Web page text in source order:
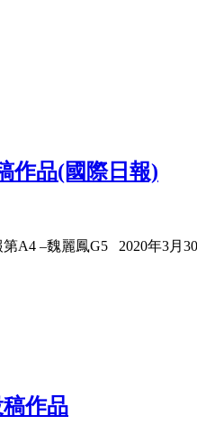
作品(國際日報)
第A4 –魏麗鳳G5 2020年3月
稿作品